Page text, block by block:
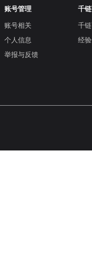
账号管理
账号相关
个人信息
举报与反馈
千
千
经